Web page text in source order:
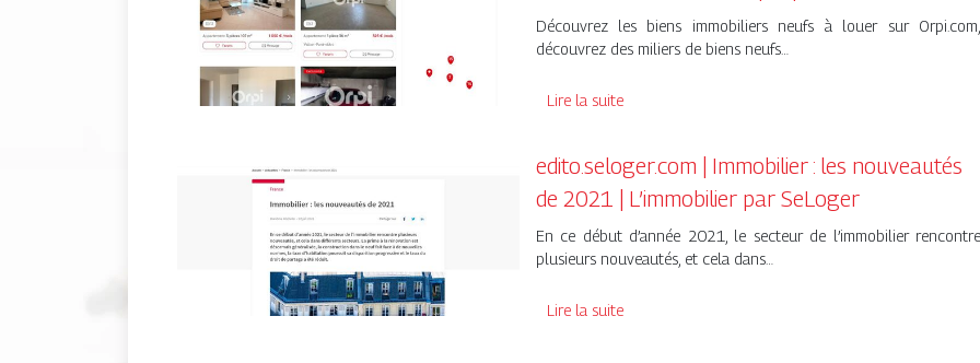
Découvrez les biens immobiliers neufs à louer sur Orpi.com,
découvrez des miliers de biens neufs…
Lire la suite
edito.seloger.com | Immobilier : les nouveautés
de 2021 | L’immobilier par SeLoger
En ce début d’année 2021, le secteur de l’immobilier rencontre
plusieurs nouveautés, et cela dans…
Lire la suite